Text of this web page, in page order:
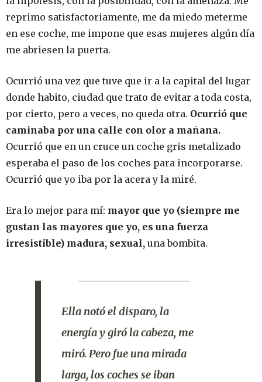
reprimo satisfactoriamente, me da miedo meterme
en ese coche, me impone que esas mujeres algún día
me abriesen la puerta.
Ocurrió una vez que tuve que ir a la capital del lugar
donde habito, ciudad que trato de evitar a toda costa,
por cierto, pero a veces, no queda otra. Ocurrió que
caminaba por una calle con olor a mañana.
Ocurrió que en un cruce un coche gris metalizado
esperaba el paso de los coches para incorporarse.
Ocurrió que yo iba por la acera y la miré.
Era lo mejor para mí: mayor que yo (siempre me
gustan las mayores que yo, es una fuerza
irresistible) madura, sexual, una bombita.
Ella notó el disparo, la
energía y giró la cabeza, me
miró. Pero fue una mirada
larga, los coches se iban